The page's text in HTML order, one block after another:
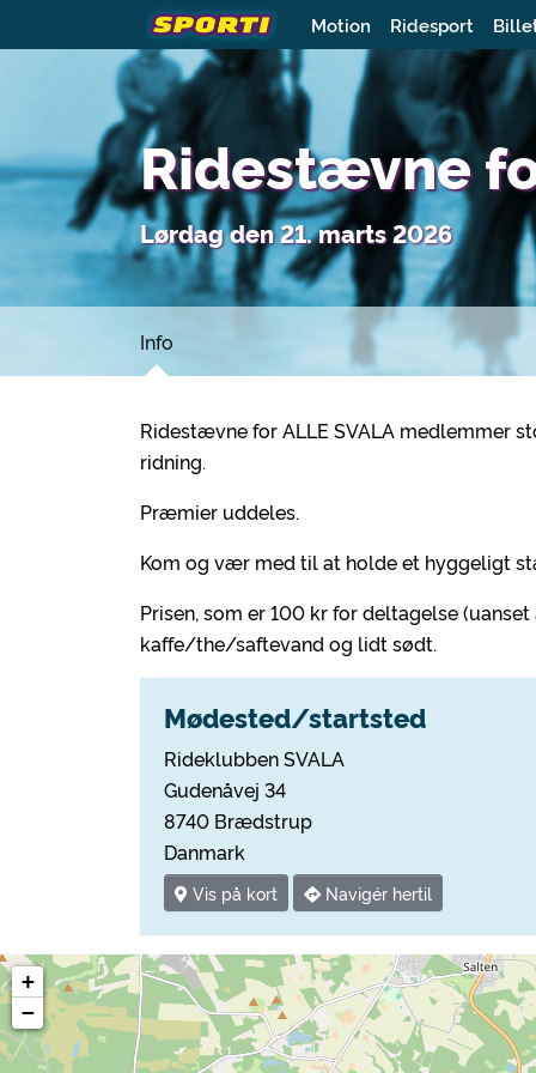
Motion Ridesport
Ridestævne
Lørdag den 21. marts 2026
Info
Ridestævne for ALLE SVALA medlemmer
ridning.
Præmier uddeles.
Kom og vær med til at holde et hyggeligt
Prisen, som er 100 kr for deltagelse
kaffe/the/saftevand og lidt sødt.
Mødested/startsted
Rideklubben SVALA
Gudenåvej 34
8740 Brædstrup
Danmark
Vis på kort Navigér hertil
+
−